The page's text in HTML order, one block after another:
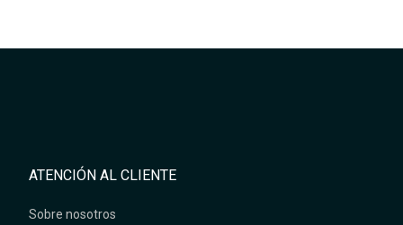
ATENCIÓN AL CLIENTE
Sobre nosotros